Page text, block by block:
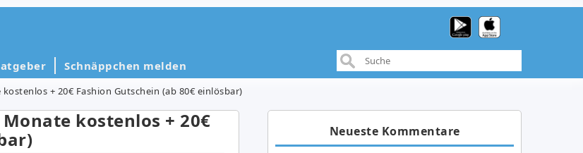
Schnäppchen melden
+ 20€ Fashion Gutschein (ab 80€ einlösbar)
kostenlos + 20€
Neueste Kommentare